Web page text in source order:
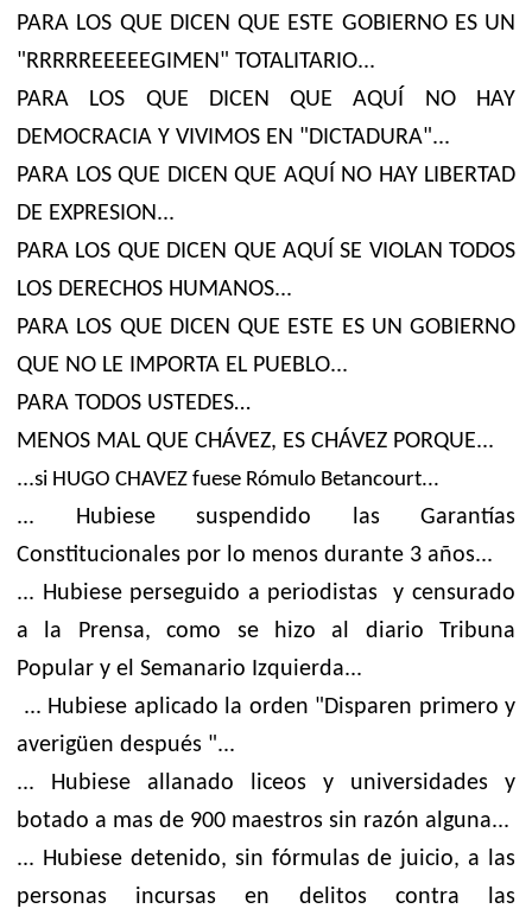
PARA LOS QUE DICEN QUE ESTE GOBIERNO ES UN
"RRRRREEEEEGIMEN" TOTALITARIO...
PARA LOS QUE DICEN QUE AQUÍ NO HAY
DEMOCRACIA Y VIVIMOS EN "DICTADURA"...
PARA LOS QUE DICEN QUE AQUÍ NO HAY LIBERTAD
DE EXPRESION...
PARA LOS QUE DICEN QUE AQUÍ SE VIOLAN TODOS
LOS DERECHOS HUMANOS...
PARA LOS QUE DICEN QUE ESTE ES UN GOBIERNO
QUE NO LE IMPORTA EL PUEBLO...
PARA TODOS USTEDES...
MENOS MAL QUE CHÁVEZ, ES CHÁVEZ PORQUE...
...si HUGO CHAVEZ fuese Rómulo Betancourt...
... Hubiese suspendido las Garantías
Constitucionales por lo menos durante 3 años...
... Hubiese perseguido a periodistas y censurado
a la Prensa, como se hizo al diario Tribuna
Popular y el Semanario Izquierda...
... Hubiese aplicado la orden "Disparen primero y
averigüen después "...
... Hubiese allanado liceos y universidades y
botado a mas de 900 maestros sin razón alguna...
... Hubiese detenido, sin fórmulas de juicio, a las
personas incursas en delitos contra las